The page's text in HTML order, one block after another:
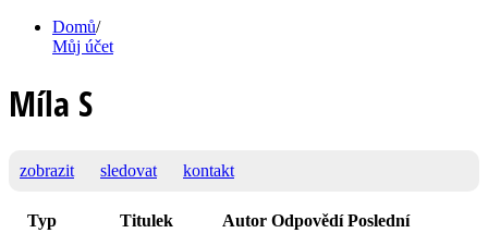
Domů/
Můj účet
Míla S
zobrazit sledovat kontakt
Typ Titulek Autor Odpovědí Poslední